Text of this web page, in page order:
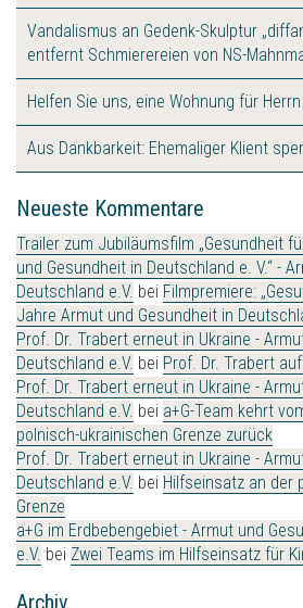
Vandalismus an Gedenk-Skulptur
entfernt Schmierereien von NS-
Helfen Sie uns, eine Wohnung für
Aus Dankbarkeit: Ehemaliger Klient
Neueste Kommentare
Trailer zum Jubiläumsfilm „Gesundheit
und Gesundheit in Deutschland e. V.“ -
Deutschland e.V. bei Filmpremiere:
Jahre Armut und Gesundheit in
Prof. Dr. Trabert erneut in Ukraine -
Deutschland e.V. bei Prof. Dr. Trabert
Prof. Dr. Trabert erneut in Ukraine -
Deutschland e.V. bei a+G-Team kehrt
polnisch-ukrainischen Grenze zurück
Prof. Dr. Trabert erneut in Ukraine -
Deutschland e.V. bei Hilfseinsatz an der
Grenze
a+G im Erdbebengebiet - Armut und
e.V. bei Zwei Teams im Hilfseinsatz für
Archiv